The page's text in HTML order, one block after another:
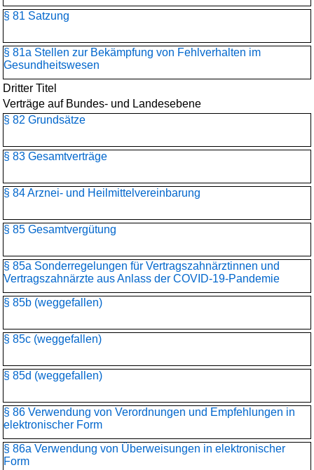
§ 81 Satzung
§ 81a Stellen zur Bekämpfung von Fehlverhalten im
Gesundheitswesen
Dritter Titel
Verträge auf Bundes- und Landesebene
§ 82 Grundsätze
§ 83 Gesamtverträge
§ 84 Arznei- und Heilmittelvereinbarung
§ 85 Gesamtvergütung
§ 85a Sonderregelungen für Vertragszahnärztinnen und
Vertragszahnärzte aus Anlass der COVID-19-Pandemie
§ 85b (weggefallen)
§ 85c (weggefallen)
§ 85d (weggefallen)
§ 86 Verwendung von Verordnungen und Empfehlungen in
elektronischer Form
§ 86a Verwendung von Überweisungen in elektronischer
Form